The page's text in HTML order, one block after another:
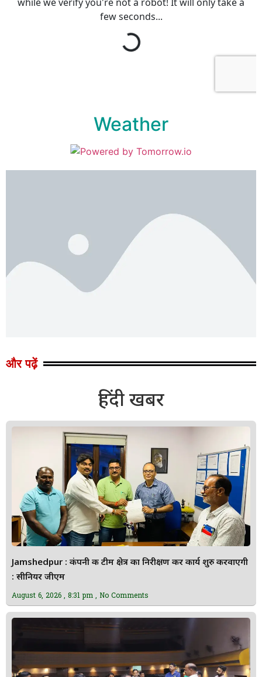
Weather
और पढ़ें
हिंदी खबर
Jamshedpur : कंपनी की टीम क्षेत्र का निरीक्षण कर कार्य शुरु करवाएगी
: सीनियर जीएम
August 6, 2026 8:31 pm No Comments